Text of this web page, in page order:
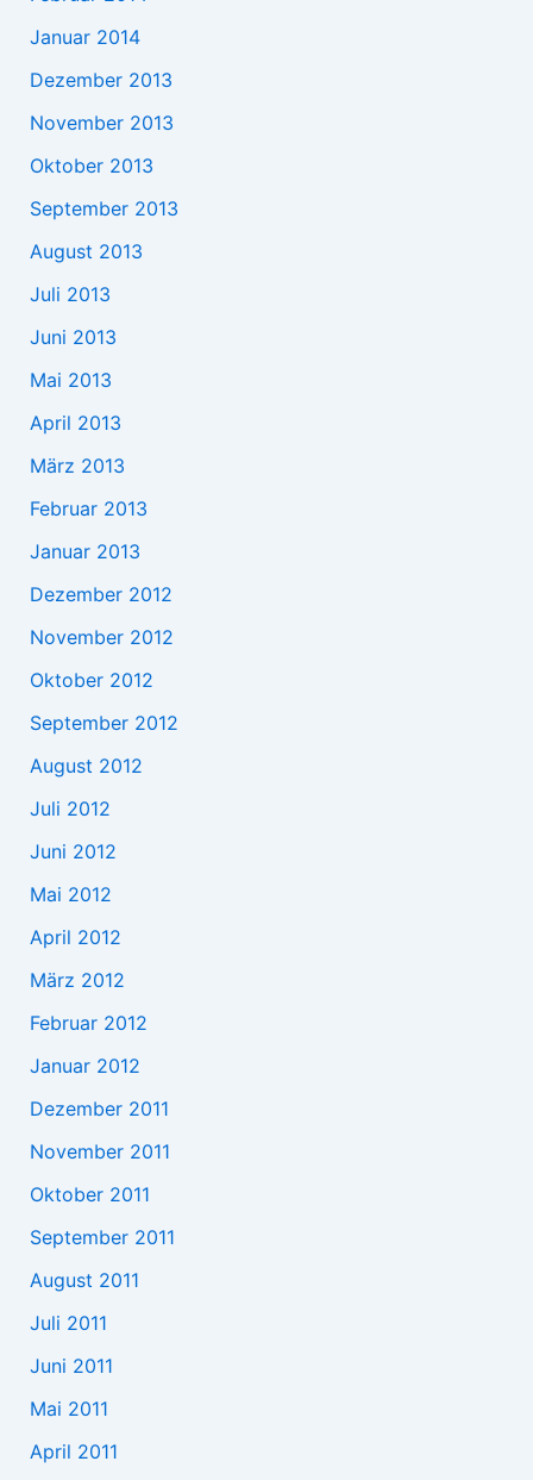
Januar 2014
Dezember 2013
November 2013
Oktober 2013
September 2013
August 2013
Juli 2013
Juni 2013
Mai 2013
April 2013
März 2013
Februar 2013
Januar 2013
Dezember 2012
November 2012
Oktober 2012
September 2012
August 2012
Juli 2012
Juni 2012
Mai 2012
April 2012
März 2012
Februar 2012
Januar 2012
Dezember 2011
November 2011
Oktober 2011
September 2011
August 2011
Juli 2011
Juni 2011
Mai 2011
April 2011